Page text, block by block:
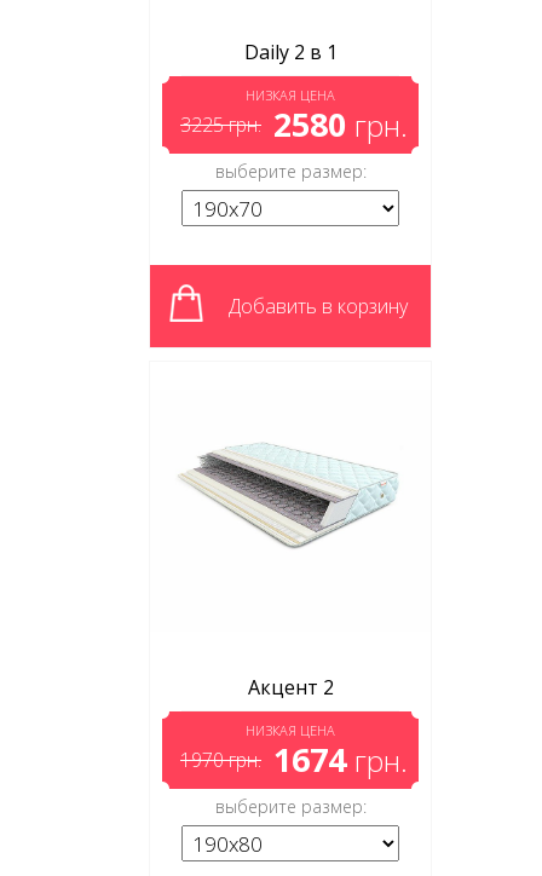
Daily 2 в 1
НИЗКАЯ ЦЕНА
3225грн. 2580 грн.
выберите размер:
Добавить в корзину
Акцент 2
НИЗКАЯ ЦЕНА
1970грн. 1674 грн.
выберите размер: